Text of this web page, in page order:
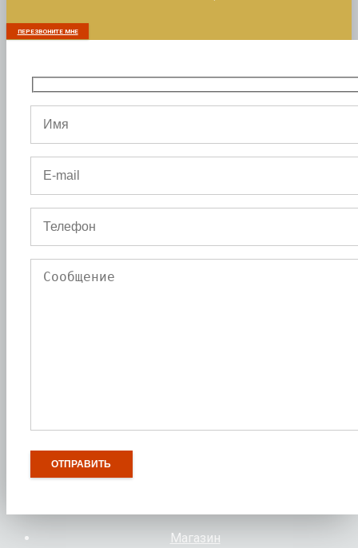
ПЕРЕЗВОНИТЕ МНЕ
Магазин